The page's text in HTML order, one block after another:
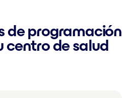
de programación
centro de salud